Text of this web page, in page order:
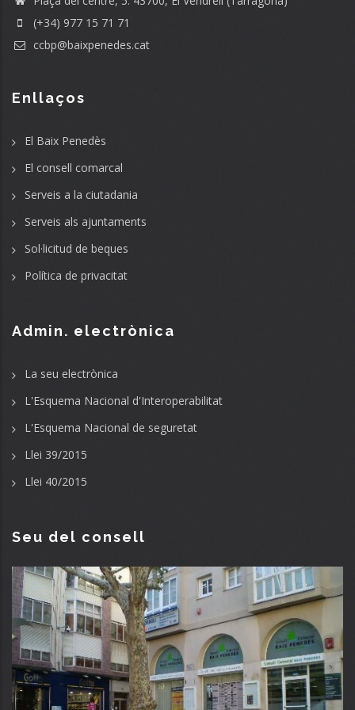
(+34) 977 15 71 71
ccbp@baixpenedes.cat
Enllaços
El Baix Penedès
El consell comarcal
Serveis a la ciutadania
Serveis als ajuntaments
Sol·licitud de beques
Política de privacitat
Admin. electrònica
La seu electrònica
L'Esquema Nacional d'Interoperabilitat
L'Esquema Nacional de seguretat
Llei 39/2015
Llei 40/2015
Seu del consell